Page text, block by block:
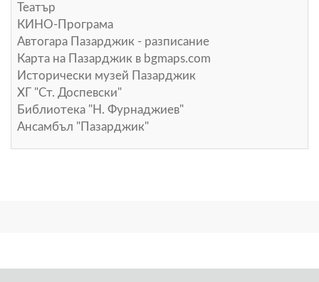
Театър
КИНО-Програма
Автогара Пазарджик - разписание
Карта на Пазарджик в bgmaps.com
Исторически музей Пазарджик
ХГ "Ст. Доспевски"
Библиотека "Н. Фурнаджиев"
Ансамбъл "Пазарджик"